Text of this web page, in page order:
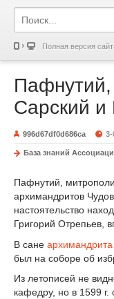
Полная версия
Сарский и
996d67df0d686ca 3-
База знаний
Пафнутий,
архимандритов
настоятельство
Григорий Отрепьев,
В сане архимандрита
был на соборе об
Из летописей не
кафедру, но в 1599